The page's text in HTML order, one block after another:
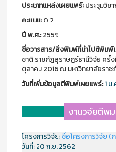
ประเภทแหล่งเผยแพร์:ประชุมวิช
คะแนน:0.2
ปี พ.ศ.:2559
ชื่อวารสาร/สิ่งพิมพ์ที่นำไปตีพิมพ์
ชาติ ราชภัฏสุราษฎร์ธานีวิจัย ครั้ง
ตุลาคม 2016 ณ มหาวิทยาลัยรา
วันที่เพิ่มข้อมูลตีพิมพ์เผยแพร์:1 ม
งานวิจัยตีพิ
โครงการวิจัย:ชื่อโครงการวิจัย (
วันที่:20 ก.ย. 2562